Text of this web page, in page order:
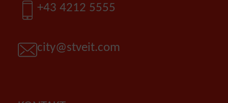
Telefon
+43 4212 5555
E-Mail
city@stveit.com